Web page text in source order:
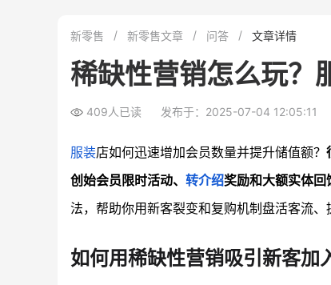
新零售 新零售文章 问答 文章详情
稀缺性营销怎么玩？
409人已读 发布于：2025-07-04 12:05:11
服装店如何迅速增加会员数量并提升储值额？
创始会员限时活动、 转介绍奖励和大额实体回
法，帮助你用新客裂变和复购机制盘活客流、
如何用稀缺性营销吸引新客加